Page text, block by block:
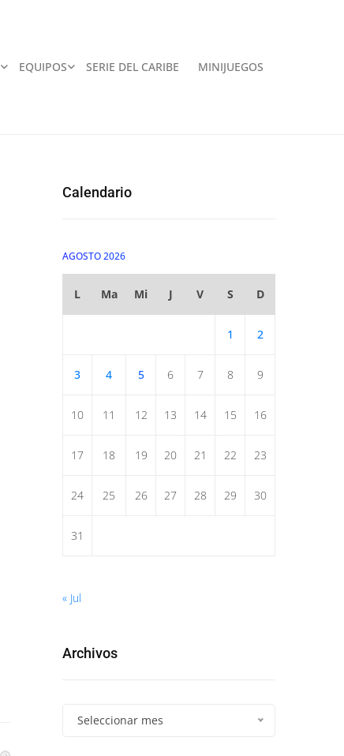
EQUIPOS SERIE DEL CARIBE MINIJUEGOS
Calendario
AGOSTO 2026
L Ma Mi J V S D
1 2
3 4 5 6 7 8 9
10 11 12 13 14 15 16
17 18 19 20 21 22 23
24 25 26 27 28 29 30
31
« Jul
Archivos
Seleccionar mes